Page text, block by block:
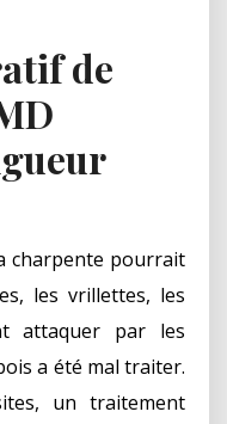
de
charpente pourrait
les vrillettes, les
attaquer par les
a été mal traiter.
un traitement